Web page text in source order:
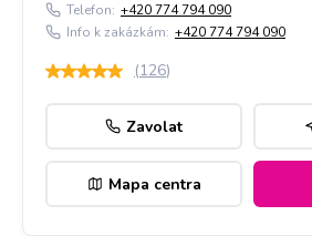
Telefon: +420 774 794 090
Info k zakázkám: +420 774 794 090
(126)
Zavolat
Mapa centra